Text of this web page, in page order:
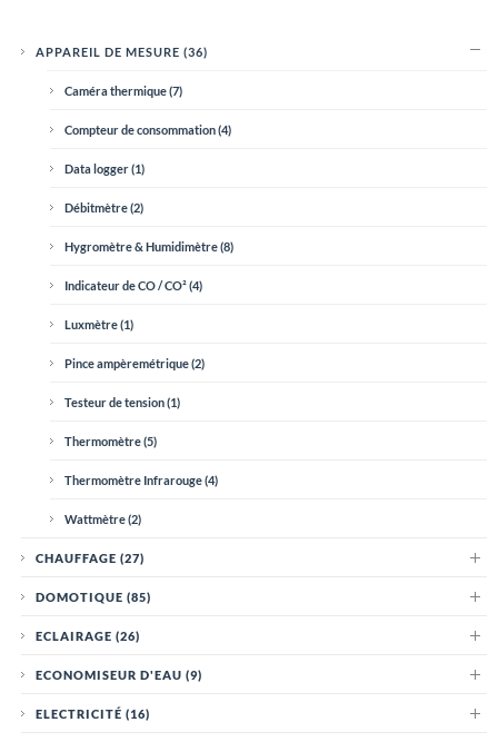
APPAREIL DE MESURE (36)
Caméra thermique(7)
Compteur de consommation(4)
Data logger(1)
Débitmètre(2)
Hygromètre & Humidimètre(8)
Indicateur de CO / CO²(4)
Luxmètre(1)
Pince ampèremétrique(2)
Testeur de tension(1)
Thermomètre(5)
Thermomètre Infrarouge(4)
Wattmètre(2)
CHAUFFAGE (27)
DOMOTIQUE (85)
ECLAIRAGE (26)
ECONOMISEUR D'EAU (9)
ELECTRICITÉ (16)